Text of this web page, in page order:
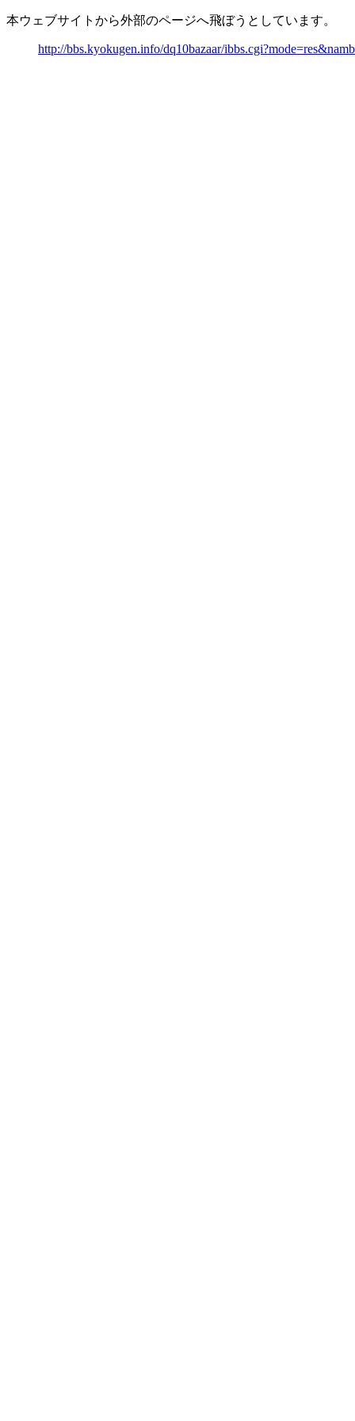
本ウェブサイトから外部のページへ飛ぼうとしています。
http://bbs.kyokugen.info/dq10bazaar/